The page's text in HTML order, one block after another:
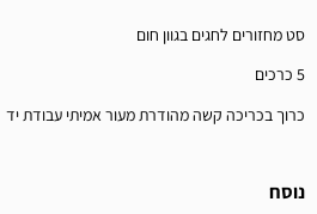
מחזורים לחגים בגוון חום
בכריכה קשה מהודרת מעור אמיתי עבודת יד